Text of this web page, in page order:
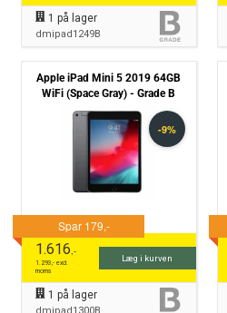
1 på lager
dmipad1249B
Apple iPad Mini 5 2019 64GB
WiFi (Space Gray) - Grade B
1.616,-
1.293,- excl.
moms
Læg i kurven
1 på lager